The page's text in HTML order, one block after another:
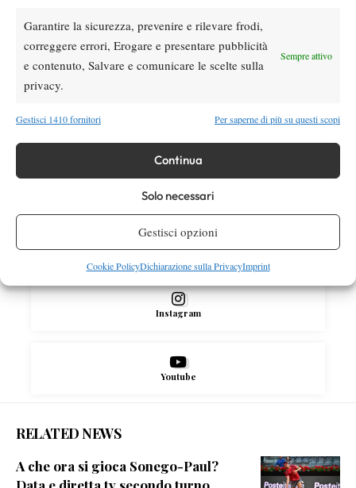
Garantire la sicurezza, prevenire e rilevare frodi,
correggere errori, Erogare e presentare pubblicità
e contenuto, Salvare e comunicare le scelte sulla
privacy.
Sempre attivo
Gestisci 1410 fornitori Per saperne di più su questi scopi
Continua
Solo necessari
Gestisci opzioni
Cookie PolicyDichiarazione sulla PrivacyImprint
Dalle porte dell’eliminazione alla gloria:
X
Instagram
Youtube
RELATED NEWS
A che ora si gioca Sonego-Paul?